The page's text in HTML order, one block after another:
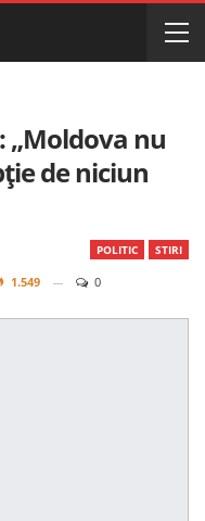
„Moldova nu
de niciun
POLITIC STIRI
1.549 0